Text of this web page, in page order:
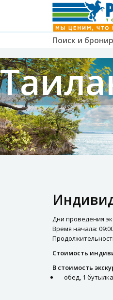
Поиск и
Дни проведения
Время начала:
Стоимость
В стоимость
обед, 1